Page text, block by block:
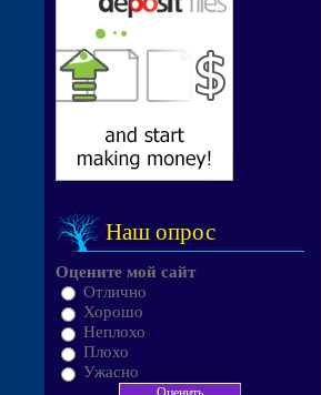
Наш опрос
Оцените мой сайт
Отлично
Хорошо
Неплохо
Плохо
Ужасно